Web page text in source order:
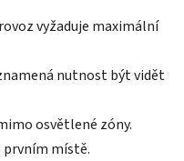
vyžaduje maximální
nutnost být vidět
osvětlené zóny.
prvním místě.